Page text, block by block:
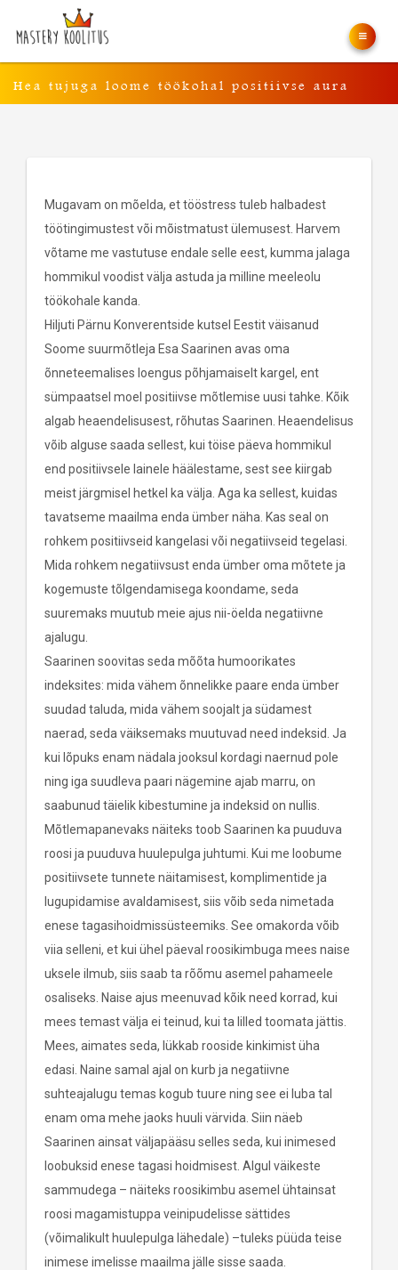
Hea tujuga loome töökohal positiivse aura
Mugavam on mõelda, et tööstress tuleb halbadest
töötingimustest või mõistmatust ülemusest. Harvem
võtame me vastutuse endale selle eest, kumma jalaga
hommikul voodist välja astuda ja milline meeleolu
töökohale kanda.
Hiljuti Pärnu Konverentside kutsel Eestit väisanud
Soome suurmõtleja Esa Saarinen avas oma
õnneteemalises loengus põhjamaiselt kargel, ent
sümpaatsel moel positiivse mõtlemise uusi tahke. Kõik
algab heaendelisusest, rõhutas Saarinen. Heaendelisus
võib alguse saada sellest, kui töise päeva hommikul
end positiivsele lainele häälestame, sest see kiirgab
meist järgmisel hetkel ka välja. Aga ka sellest, kuidas
tavatseme maailma enda ümber näha. Kas seal on
rohkem positiivseid kangelasi või negatiivseid tegelasi.
Mida rohkem negatiivsust enda ümber oma mõtete ja
kogemuste tõlgendamisega koondame, seda
suuremaks muutub meie ajus nii-öelda negatiivne
ajalugu.
Saarinen soovitas seda mõõta humoorikates
indeksites: mida vähem õnnelikke paare enda ümber
suudad taluda, mida vähem soojalt ja südamest
naerad, seda väiksemaks muutuvad need indeksid. Ja
kui lõpuks enam nädala jooksul kordagi naernud pole
ning iga suudleva paari nägemine ajab marru, on
saabunud täielik kibestumine ja indeksid on nullis.
Mõtlemapanevaks näiteks toob Saarinen ka puuduva
roosi ja puuduva huulepulga juhtumi. Kui me loobume
positiivsete tunnete näitamisest, komplimentide ja
lugupidamise avaldamisest, siis võib seda nimetada
enese tagasihoidmissüsteemiks. See omakorda võib
viia selleni, et kui ühel päeval roosikimbuga mees naise
uksele ilmub, siis saab ta rõõmu asemel pahameele
osaliseks. Naise ajus meenuvad kõik need korrad, kui
mees temast välja ei teinud, kui ta lilled toomata jättis.
Mees, aimates seda, lükkab rooside kinkimist üha
edasi. Naine samal ajal on kurb ja negatiivne
suhteajalugu temas kogub tuure ning see ei luba tal
enam oma mehe jaoks huuli värvida. Siin näeb
Saarinen ainsat väljapääsu selles seda, kui inimesed
loobuksid enese tagasi hoidmisest. Algul väikeste
sammudega – näiteks roosikimbu asemel ühtainsat
roosi magamistuppa veinipudelisse sättides
(võimalikult huulepulga lähedale) –tuleks püüda teise
inimese imelisse maailma jälle sisse saada.